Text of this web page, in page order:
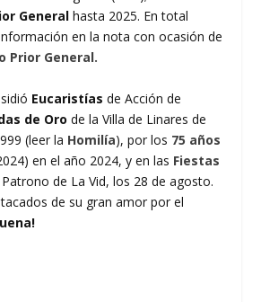
General hasta 2025. En total
en la nota con ocasión de
Prior General.
Eucaristías de Acción de
de Oro de la Villa de Linares de
(leer la Homilía), por los 75 años
en el año 2024, y en las Fiestas
Patrono de La Vid, los 28 de agosto.
de su gran amor por el